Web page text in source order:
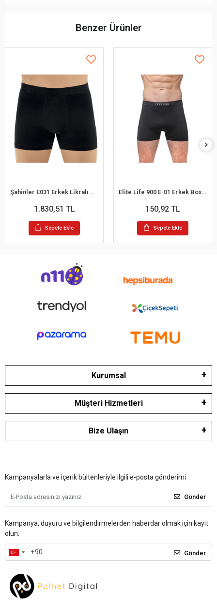
Benzer Ürünler
Şahinler E031 Erkek Likralı Boxer Külot 6lı Paket Siyah S
1.830,51 TL
Sepete Ekle
Elite Life 900 E-01 Erkek Boxer
150,92 TL
Sepete Ekle
Kurumsal
Müşteri Hizmetleri
Bize Ulaşın
Kampanyalarla ve içerik bültenleriyle ilgili e-posta gönderimi
Gönder
Kampanya, duyuru ve bilgilendirmelerden haberdar olmak için kayıt
olun.
Gönder